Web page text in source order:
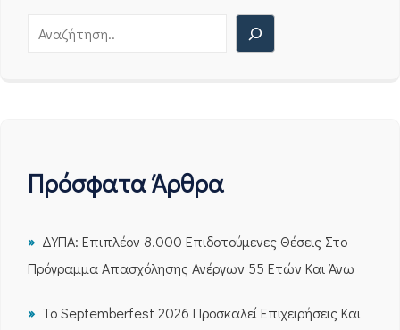
Πρόσφατα Άρθρα
ΔΥΠΑ: Επιπλέον 8.000 Επιδοτούμενες Θέσεις Στο
Πρόγραμμα Απασχόλησης Ανέργων 55 Ετών Και Άνω
Το Septemberfest 2026 Προσκαλεί Επιχειρήσεις Και